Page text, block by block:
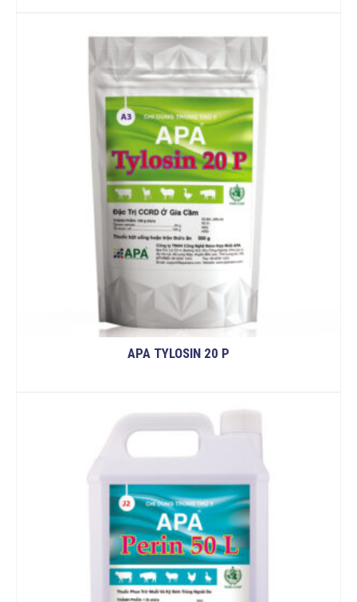
APA TYLOSIN 20 P